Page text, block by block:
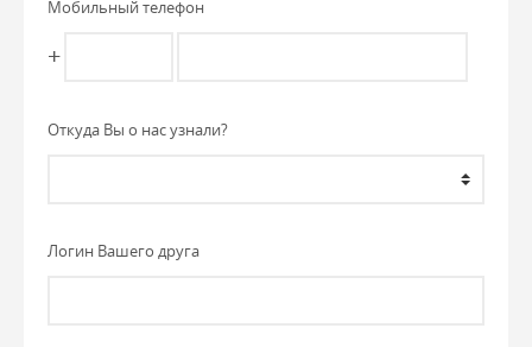
Мобильный телефон
+
Откуда Вы о нас узнали?
Логин Вашего друга